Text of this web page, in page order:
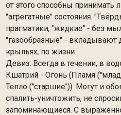
от этого способны
"агрегатные" состояния.
прагматики, "жидкие" - без
"газообразные" - вкладывают
крыльях, по жизни.
Девиз: Всегда в течении, в
Кшатрий - Огонь (Пламя
Тепло ("старшие")). Могут и
спалить-уничтожить, не
запоминающиеся. С